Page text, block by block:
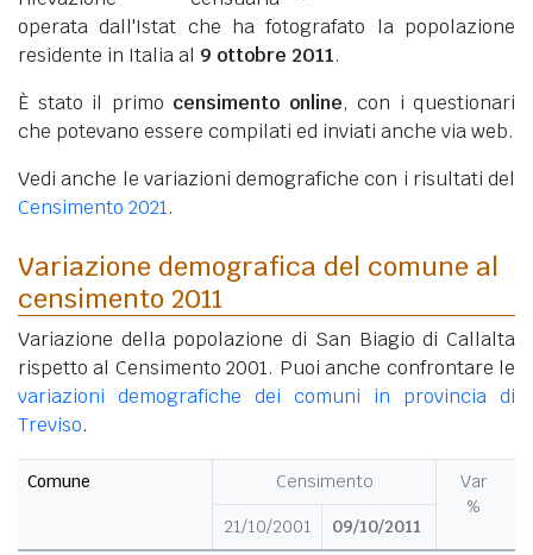
operata dall'Istat che ha fotografato la popolazione
residente in Italia al 9 ottobre 2011.
È stato il primo censimento online, con i questionari
che potevano essere compilati ed inviati anche via web.
Vedi anche le variazioni demografiche con i risultati del
Censimento 2021.
Variazione demografica del comune al
censimento 2011
Variazione della popolazione di San Biagio di Callalta
rispetto al Censimento 2001. Puoi anche confrontare le
variazioni demografiche dei comuni in provincia di
Treviso.
Comune Censimento
Var
%
21/10/2001
09/10/2011